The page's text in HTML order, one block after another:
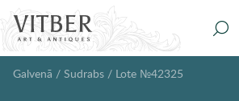
Galvenā / Sudrabs / Lote №42325